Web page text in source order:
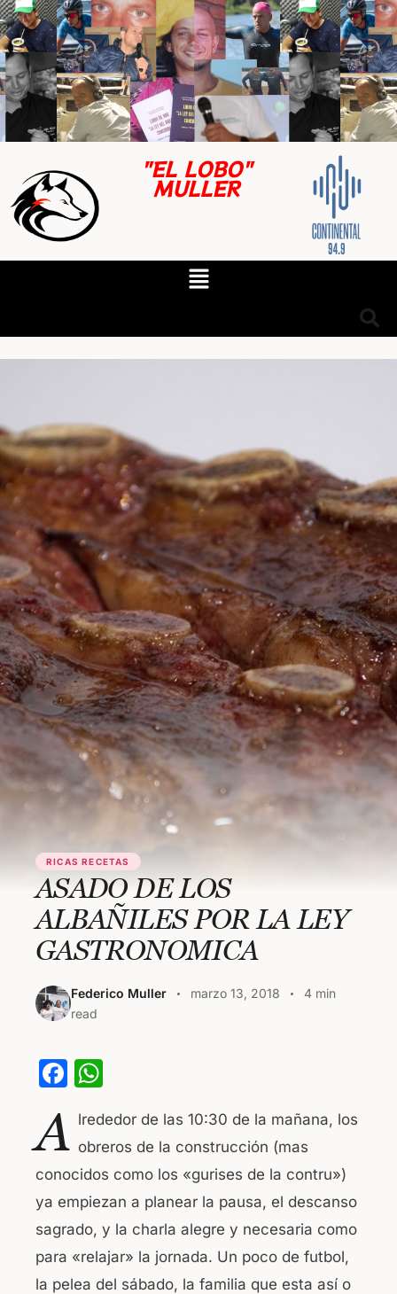
"EL LOBO"
MULLER
RICAS RECETAS
ASADO DE LOS
ALBAÑILES POR LA LEY
GASTRONOMICA
Federico Muller marzo 13, 2018
4 min
read
F
c
e
b
o
o
k
at
s
A
p
p
A lrededor de las 10:30 de la mañana, los
obreros de la construcción (mas
conocidos como los «gurises de la contru»)
ya empiezan a planear la pausa, el descanso
sagrado, y la charla alegre y necesaria como
para «relajar» la jornada. Un poco de futbol,
la pelea del sábado, la familia que esta así o